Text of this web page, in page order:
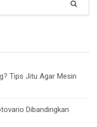
Tips Jitu Agar Mesin
Dibandingkan